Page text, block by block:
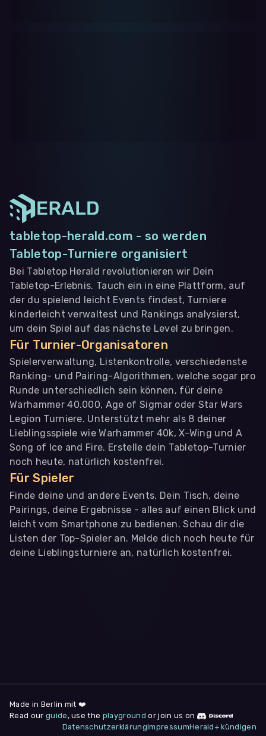
tabletop-herald.com - so werden
Tabletop-Turniere organisiert
Bei Tabletop Herald revolutionieren wir Dein
Tabletop-Erlebnis. Tauch ein in eine Plattform, auf
der du spielend leicht Events findest, Turniere
kinderleicht verwaltest und Rankings analysierst,
um dein Spiel auf das nächste Level zu bringen.
Für Turnier-Organisatoren
Spielerverwaltung, Listenkontrolle, verschiedenste
Ranking- und Pairing-Algorithmen, welche sogar pro
Runde unterschiedlich sein können, für deine
Warhammer 40.000, Age of Sigmar oder Star Wars
Legion Turniere. Unterstützt mehr als 8 deiner
Lieblingsspiele wie Warhammer 40k, X-Wing und A
Song of Ice and Fire. Erstelle dein Tabletop-Turnier
noch heute, natürlich kostenfrei.
Für Spieler
Finde deine und andere Events. Dein Tisch, deine
Pairings, deine Ergebnisse - alles auf einen Blick und
leicht vom Smartphone zu bedienen. Schau dir die
Listen der Top-Spieler an. Melde dich noch heute für
deine Lieblingsturniere an, natürlich kostenfrei.
deine Zustimmung jederzeit unter "
am Seitenende widerrufen.
Made in Berlin mit ❤️
Read our guide , use the playground or join us on
DatenschutzerklärungImpressumHerald+ kündigen